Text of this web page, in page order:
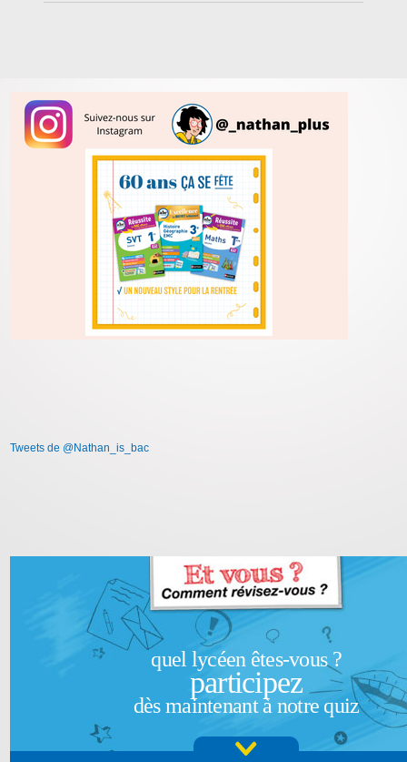
Tweets de @Nathan_is_bac
quel lycéen êtes-vous ?
participez
dès maintenant à notre quiz